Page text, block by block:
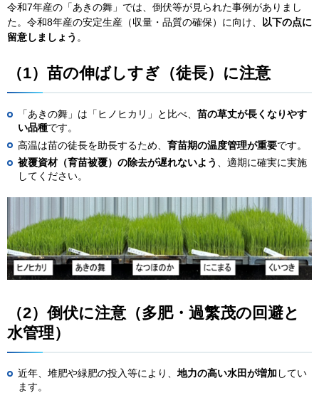
令和7年産の「あきの舞」では、倒伏等が見られた事例がありまし
た。令和8年産の安定生産（収量・品質の確保）に向け、
以下の点に
留意しましょう 。
（1）苗の伸ばしすぎ（徒長）に注意
「あきの舞」は「ヒノヒカリ」と比べ、 苗の草丈が長くなりやす
い品種です。
高温は苗の徒長を助長するため、 育苗期の温度管理が重要です。
被覆資材（育苗被覆）の除去が遅れないよう 、適期に確実に実施
してください。
（2）倒伏に注意（多肥・過繁茂の回避と
水管理）
近年、堆肥や緑肥の投入等により、 地力の高い水田が増加してい
ます。